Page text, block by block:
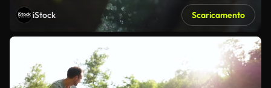
iStock Scaricamento